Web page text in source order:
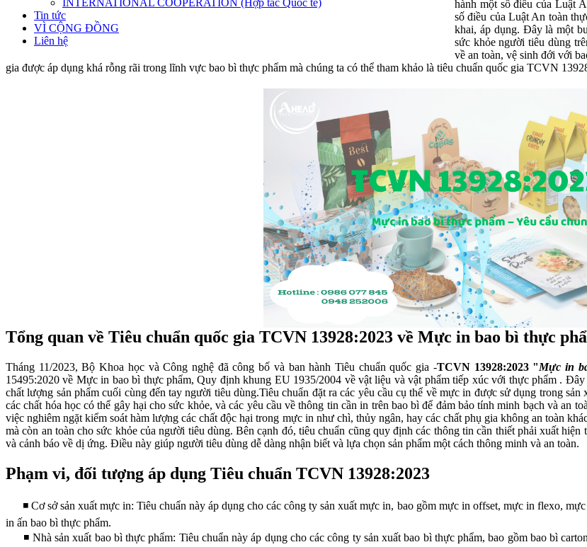
INTERNATIONAL COOPERATION (Hợp tác Quốc tế)
Tin tức
VÌ CỘNG ĐỒNG
Liên hệ
hành một số điều của Luật
số điều của Luật An toàn
khai, áp dụng. Đây là một
sức khỏe người tiêu dùng
về an toàn, vệ sinh đới với
gia được áp dụng khá rỗng rãi trong lĩnh vực bao bì thực phẩm mà chúng ta có thể tham khảo là tiêu chuẩn quốc gia TCVN
Tổng quan về Tiêu chuẩn quốc gia TCVN 13928:2023 về Mực in bao bì thực
Tháng 11/2023, Bộ Khoa học và Công nghệ đã công bố và ban hành Tiêu chuẩn quốc gia -TCVN 13928:2023"Mực in
15495:2020 về Mực in bao bì thực phẩm, Quy định khung EU 1935/2004 về vật liệu và vật phẩm tiếp xúc với thực phẩm .
chất lượng sản phẩm cuối cùng đến tay người tiêu dùng.Tiêu chuẩn đặt ra các yêu cầu cụ thể về mực in được sử dụng trong
các chất hóa học có thể gây hại cho sức khỏe, và các yêu cầu về thông tin cần in trên bao bì để đảm bảo tính minh bạch và an
việc nghiêm ngặt kiểm soát hàm lượng các chất độc hại trong mực in như chì, thủy ngân, hay các chất phụ gia không an toàn
mà còn an toàn cho sức khỏe của người tiêu dùng. Bên cạnh đó, tiêu chuẩn cũng quy định các thông tin cần thiết phải xuất
và cảnh báo về dị ứng. Điều này giúp người tiêu dùng dễ dàng nhận biết và lựa chọn sản phẩm một cách thông minh và an toàn.
Phạm vi, đối tượng áp dụng Tiêu chuẩn TCVN 13928:2023
◾ Cơ sở sản xuất mực in: Tiêu chuẩn này áp dụng cho các công ty sản xuất mực in, bao gồm mực in offset, mực in flexo,
in ấn bao bì thực phẩm.
◾ Nhà sản xuất bao bì thực phẩm: Tiêu chuẩn này áp dụng cho các công ty sản xuất bao bì thực phẩm, bao gồm bao bì